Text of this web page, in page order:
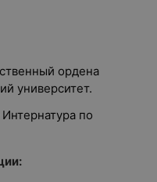
ордена
университет.
по